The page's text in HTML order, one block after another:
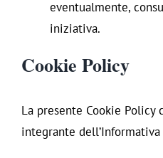
eventualmente,
iniziativa.
Cookie Policy
La presente Cookie Policy
integrante